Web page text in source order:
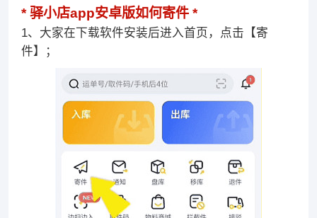
驿小店app安卓版如何寄件
1、大家在下载软件安装后进入首页，点击【寄
件】；